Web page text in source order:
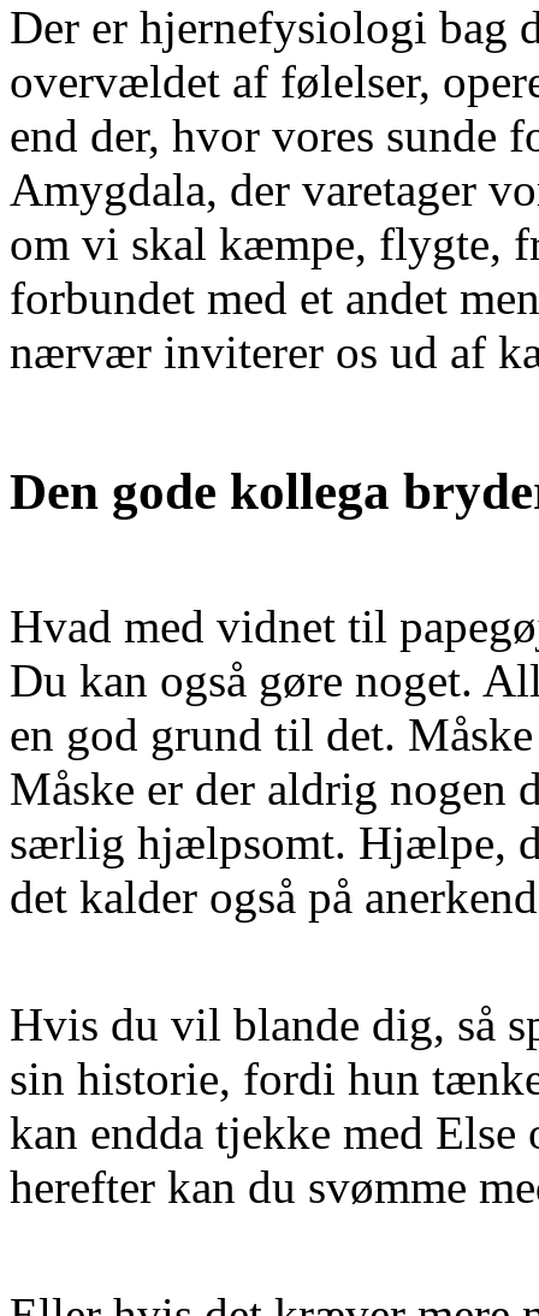
Der er hjernefysiologi bag
overvældet af følelser,
end der, hvor vores sunde
Amygdala, der varetager
om vi skal kæmpe, flygte,
forbundet med et andet
nærvær inviterer os ud af
Den gode kollega
Hvad med vidnet til
Du kan også gøre noget.
en god grund til det.
Måske er der aldrig nogen
særlig hjælpsomt. Hjælpe,
det kalder også på
Hvis du vil blande dig, så
sin historie, fordi hun
kan endda tjekke med
herefter kan du svømme